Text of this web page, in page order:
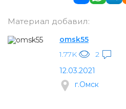
Материал добавил:
omsk55
1.77K
2
12.03.2021
г.Омск